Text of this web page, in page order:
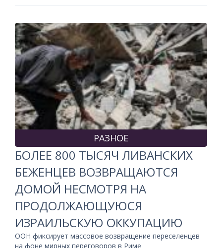
РАЗНОЕ
БОЛЕЕ 800 ТЫСЯЧ ЛИВАНСКИХ
БЕЖЕНЦЕВ ВОЗВРАЩАЮТСЯ
ДОМОЙ НЕСМОТРЯ НА
ПРОДОЛЖАЮЩУЮСЯ
ИЗРАИЛЬСКУЮ ОККУПАЦИЮ
ООН фиксирует массовое возвращение переселенцев
на фоне мирных переговоров в Риме